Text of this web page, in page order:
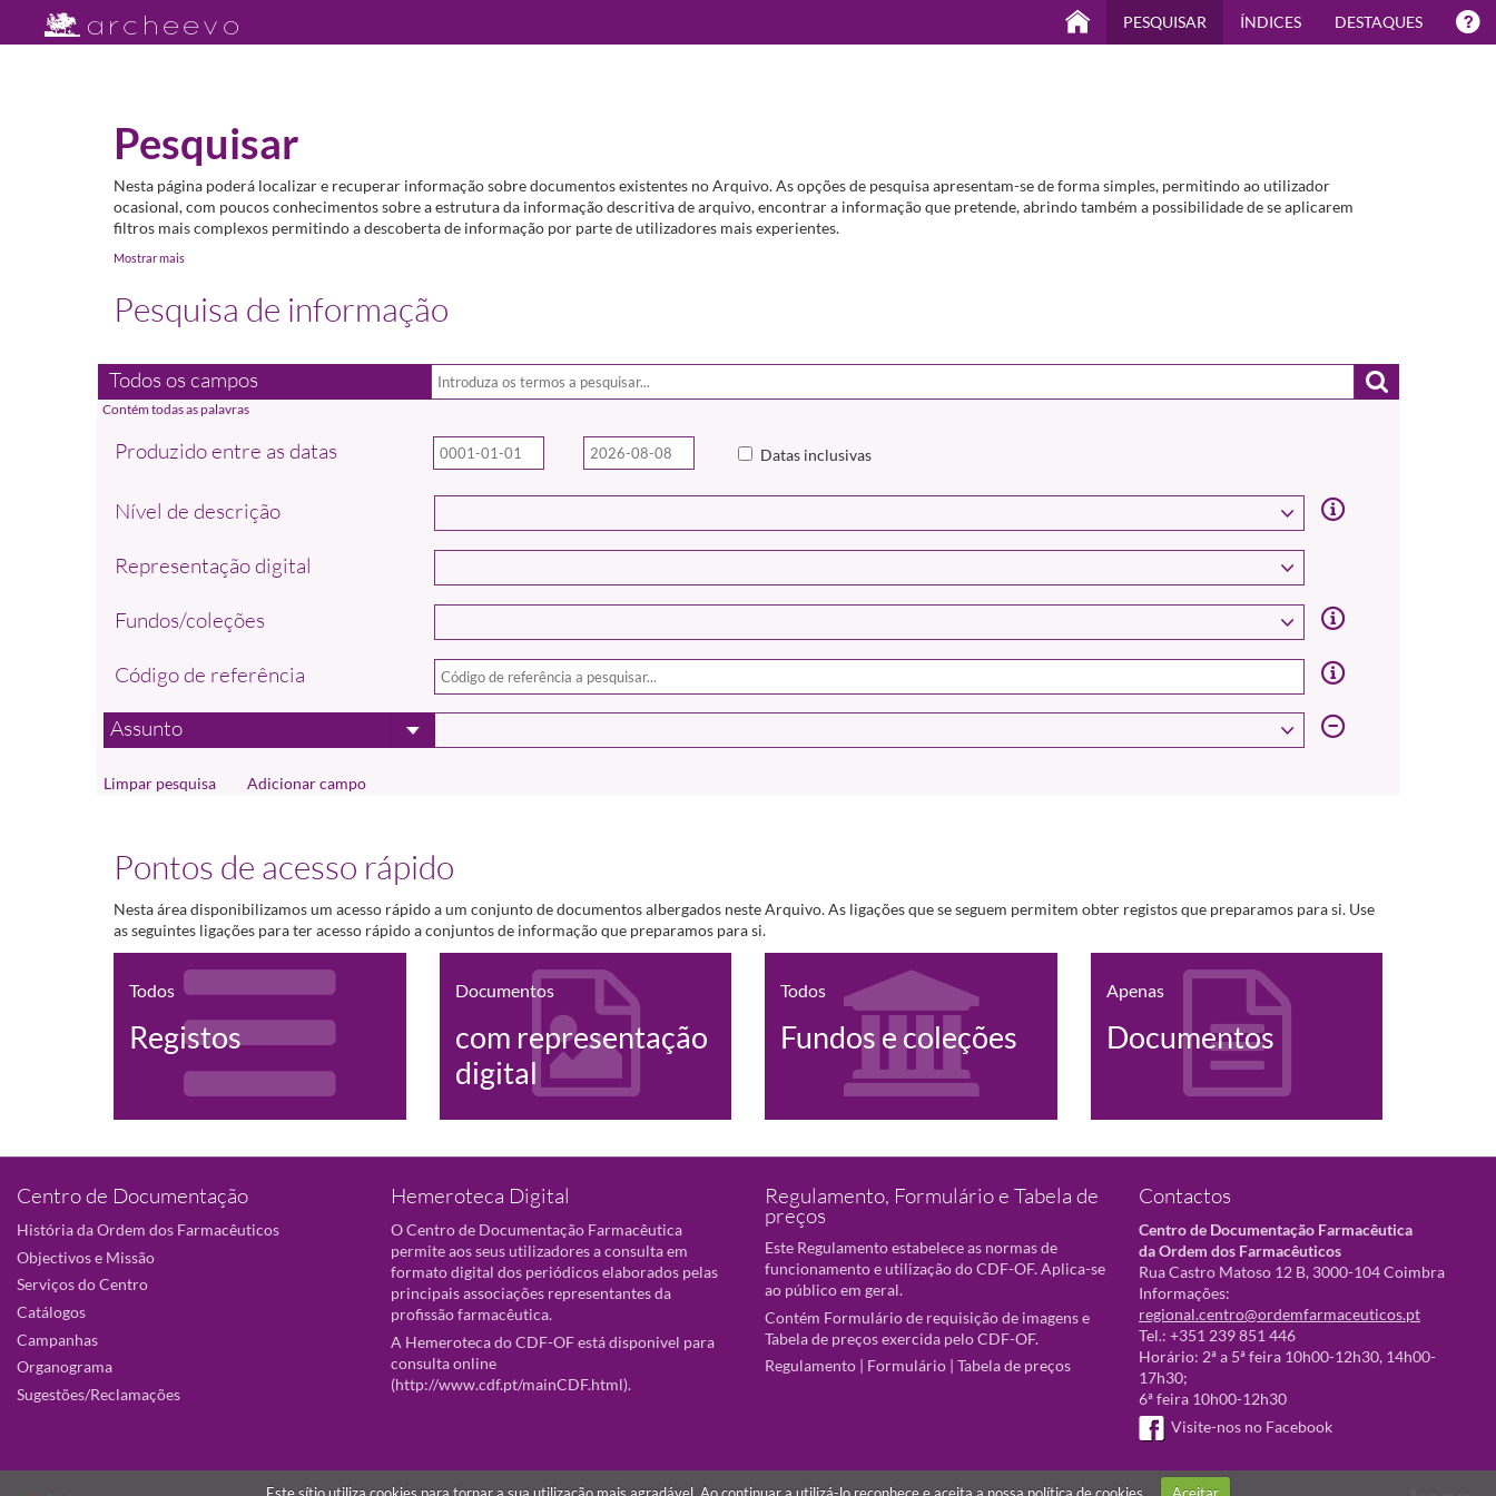
PESQUISAR ÍNDICES DESTAQUES
Pesquisar
Nesta página poderá localizar e recuperar informação sobre documentos existentes no Arquivo. As opções de pesquisa apresentam-se de forma simples, permitindo ao utilizador
ocasional, com poucos conhecimentos sobre a estrutura da informação descritiva de arquivo, encontrar a informação que pretende, abrindo também a possibilidade de se aplicarem
filtros mais complexos permitindo a descoberta de informação por parte de utilizadores mais experientes.
Mostrar mais
Pesquisa de informação
Todos os campos
Produzido entre as datas Datas inclusivas
Nível de descrição
Representação digital
Fundos/coleções
Código de referência
Assunto
Adicionar campo
Pontos de acesso rápido
Nesta área disponibilizamos um acesso rápido a um conjunto de documentos albergados neste Arquivo. As ligações que se seguem permitem obter registos que preparamos para si. Use
as seguintes ligações para ter acesso rápido a conjuntos de informação que preparamos para si.
Todos
Registos
Documentos
com representação
digital
Todos
Fundos e coleções
Apenas
Documentos
Centro de Documentação
História da Ordem dos Farmacêuticos
Objectivos e Missão
Serviços do Centro
Catálogos
Campanhas
Organograma
Sugestões/Reclamações
Hemeroteca Digital
O Centro de Documentação Farmacêutica
permite aos seus utilizadores a consulta em
formato digital dos periódicos elaborados pelas
principais associações representantes da
profissão farmacêutica.
A Hemeroteca do CDF-OF está disponivel para
consulta online
(http://www.cdf.pt/mainCDF.html).
Regulamento, Formulário e Tabela de
preços
Este Regulamento estabelece as normas de
funcionamento e utilização do CDF-OF. Aplica-se
ao público em geral.
Contém Formulário de requisição de imagens e
Tabela de preços exercida pelo CDF-OF.
Regulamento | Formulário | Tabela de preços
Contactos
Centro de Documentação Farmacêutica
da Ordem dos Farmacêuticos
Rua Castro Matoso 12 B, 3000-104 Coimbra
Informações:
regional.centro@ordemfarmaceuticos.pt
Tel.: +351 239 851 446
Horário: 2ª a 5ª feira 10h00-12h30, 14h00-
17h30;
6ª feira 10h00-12h30
Visite-nos no Facebook
Este sítio utiliza cookies para tornar a sua utilização mais agradável. Ao continuar a utilizá-lo reconhece e aceita a nossa política de cookies Aceitar